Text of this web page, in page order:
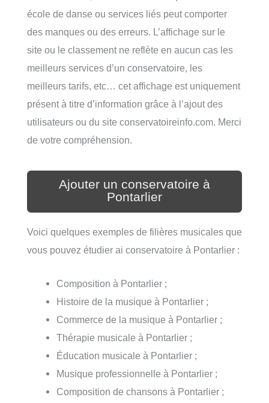
école de danse ou services liés peut comporter
des manques ou des erreurs. L’affichage sur le
site ou le classement ne reflète en aucun cas les
meilleurs services d’un conservatoire, les
meilleurs tarifs, etc… cet affichage est uniquement
présent à titre d’information grâce à l’ajout des
utilisateurs ou du site conservatoireinfo.com. Merci
de votre compréhension.
Ajouter un conservatoire à
Pontarlier
Voici quelques exemples de filières musicales que
vous pouvez étudier ai conservatoire à Pontarlier :
Composition à Pontarlier ;
Histoire de la musique à Pontarlier ;
Commerce de la musique à Pontarlier ;
Thérapie musicale à Pontarlier ;
Éducation musicale à Pontarlier ;
Musique professionnelle à Pontarlier ;
Composition de chansons à Pontarlier ;